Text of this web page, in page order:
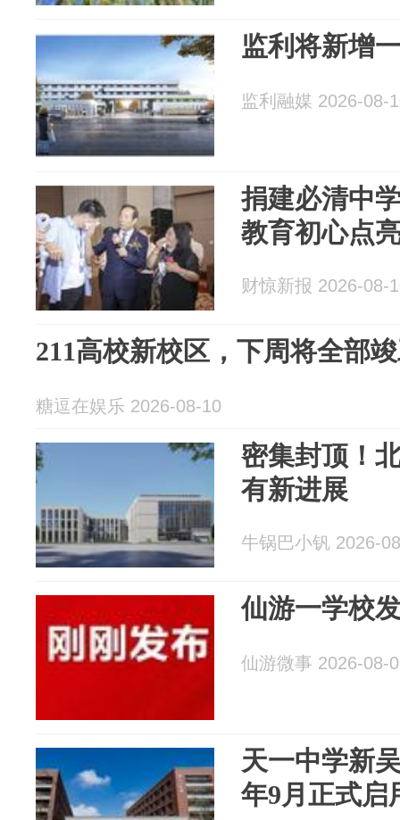
监利将新增
监利融媒 2026-08-
捐建必清中
教育初心点
财惊新报 2026-08-
211高校新校区，下周将全部
糖逗在娱乐 2026-08-10
密集封顶！
有新进展
牛锅巴小钒 2026-
仙游一学校
仙游微事 2026-08-
天一中学新
年9月正式启